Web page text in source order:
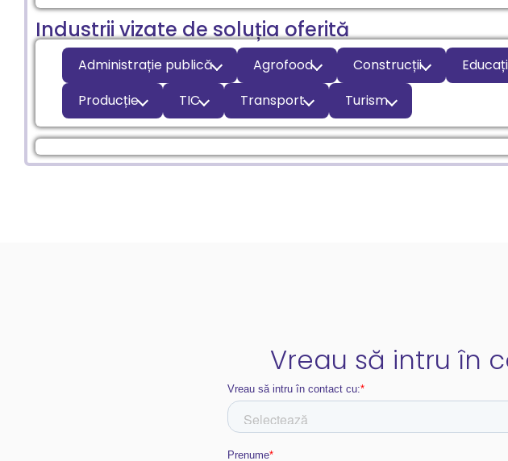
Industrii vizate de soluția oferită
Administrație publică Agrofood Construcții
Producție
TIC Transport Turism
Vreau să intru în